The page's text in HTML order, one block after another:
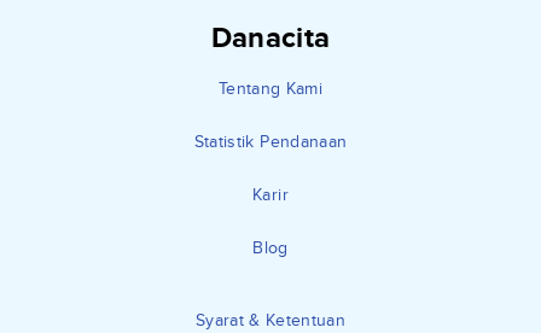
Danacita
Tentang Kami
Statistik Pendanaan
Karir
Blog
Syarat & Ketentuan